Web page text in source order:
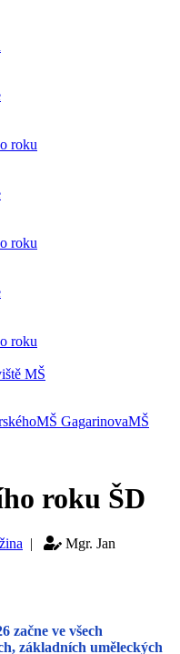
roku
roku
roku
MŠ
MŠ GagarinovaMŠ
roku ŠD
|
Mgr. Jan
začne ve všech
základních uměleckých